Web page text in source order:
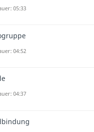
05:33
04:52
04:37